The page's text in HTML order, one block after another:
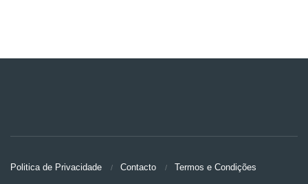
Politica de Privacidade Contacto Termos e Condições